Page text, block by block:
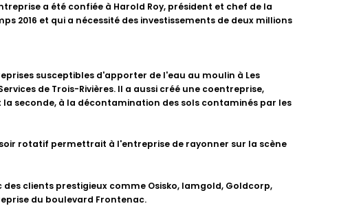
a été confiée à Harold Roy, président et chef de la
2016 et qui a nécessité des investissements de deux millions
susceptibles d'apporter de l'eau au moulin à Les
de Trois-Rivières. Il a aussi créé une coentreprise,
seconde, à la décontamination des sols contaminés par les
rotatif permettrait à l'entreprise de rayonner sur la scène
clients prestigieux comme Osisko, Iamgold, Goldcorp,
du boulevard Frontenac.